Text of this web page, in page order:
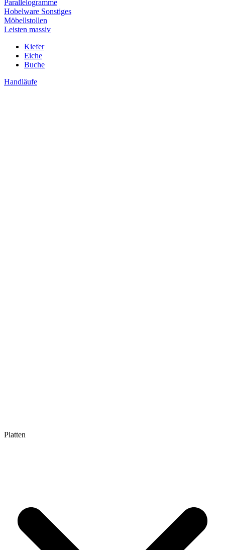
Parallelogramme
Hobelware Sonstiges
Möbellstollen
Leisten massiv
Kiefer
Eiche
Buche
Handläufe
Platten